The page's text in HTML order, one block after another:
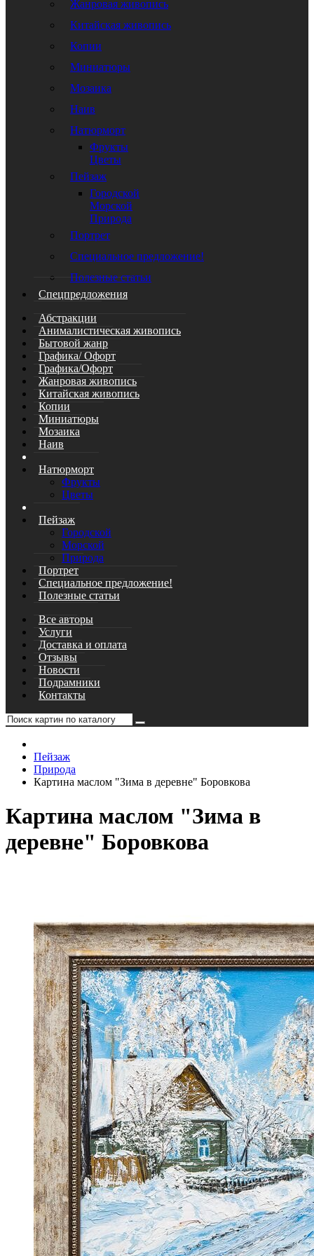
Жанровая живопись
Китайская живопись
Копии
Миниатюры
Мозаика
Наив
Натюрморт
Фрукты
Цветы
Пейзаж
Городской
Морской
Природа
Портрет
Специальное предложение!
Полезные статьи
Спецпредложения
Абстракции
Анималистическая живопись
Бытовой жанр
Графика/ Офорт
Графика/Офорт
Жанровая живопись
Китайская живопись
Копии
Миниатюры
Мозаика
Наив
Натюрморт
Фрукты
Цветы
Пейзаж
Городской
Морской
Природа
Портрет
Специальное предложение!
Полезные статьи
Все авторы
Услуги
Доставка и оплата
Отзывы
Новости
Подрамники
Контакты
Пейзаж
Природа
Картина маслом "Зима в деревне" Боровкова
Картина маслом "Зима в
деревне" Боровкова